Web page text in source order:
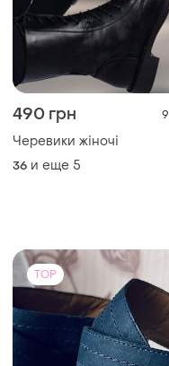
490 грн 9
Черевики жіночі
36 и еще 5
TOP